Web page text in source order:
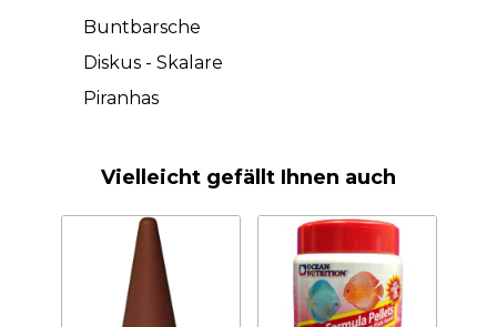
Buntbarsche
Diskus - Skalare
Piranhas
Vielleicht gefällt Ihnen auch